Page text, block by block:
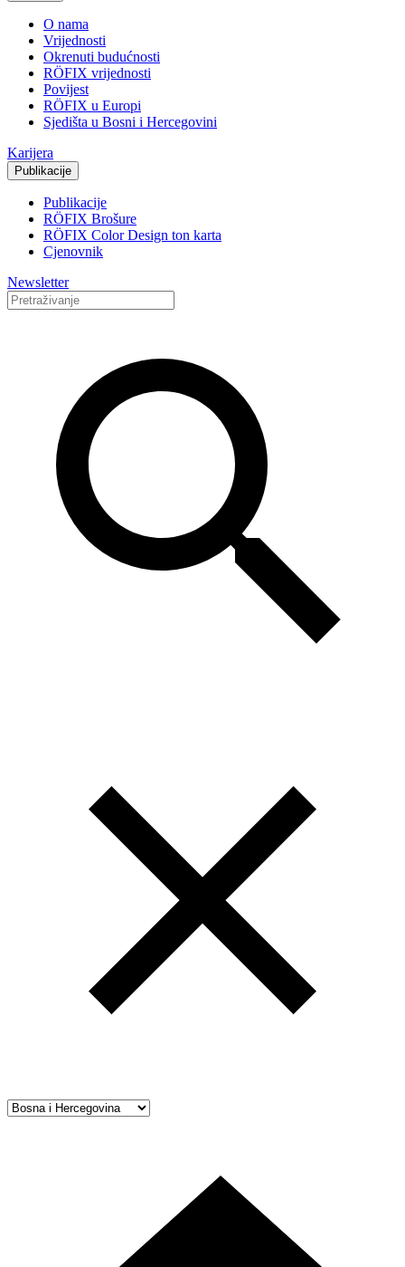
O nama
Vrijednosti
Okrenuti budućnosti
RÖFIX vrijednosti
Povijest
RÖFIX u Europi
Sjedišta u Bosni i Hercegovini
Karijera
Publikacije
Publikacije
RÖFIX Brošure
RÖFIX Color Design ton karta
Cjenovnik
Newsletter